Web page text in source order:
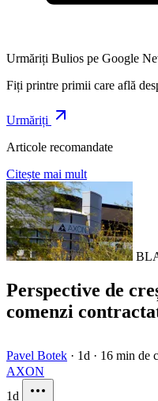
Urmăriți Bulios pe Google
Fiți printre primii care află
Urmăriți
Articole recomandate
Citește mai mult
Perspective de
comenzi
Pavel Botek · 1d · 16 min de
AXON
1d